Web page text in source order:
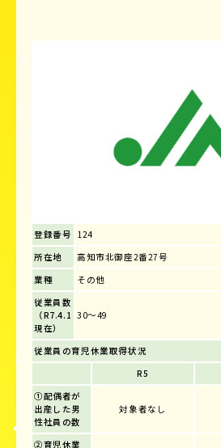
登録番号 124
所在地
高知市北御座2番27号
業種
その他
従業員数
（R7.4.1
現在）
30～49
従業員の育児休業取得状況
R5
①配偶者が
出産した男
性社員の数
対象者なし
②育児休業